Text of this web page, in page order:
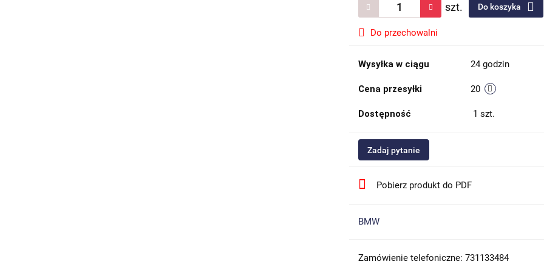
szt. Do koszyka
Do przechowalni
Wysyłka w ciągu 24 godzin
Cena przesyłki 20
Dostępność 1 szt.
Zadaj pytanie
Pobierz produkt do PDF
BMW
Zamówienie telefoniczne: 731133484